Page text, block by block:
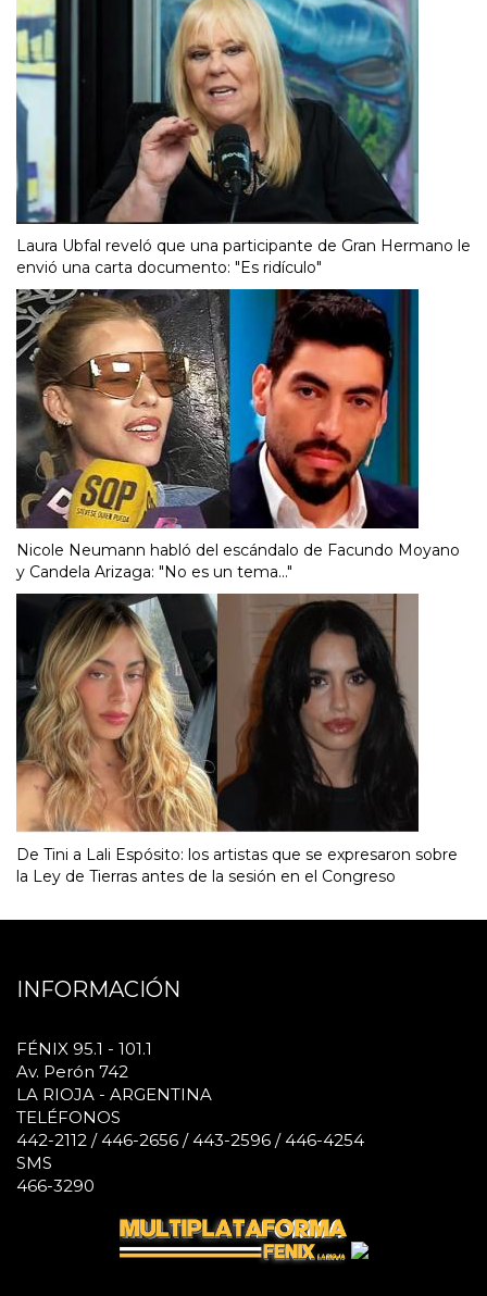
Laura Ubfal reveló que una participante de Gran Hermano le
envió una carta documento: "Es ridículo"
Nicole Neumann habló del escándalo de Facundo Moyano
y Candela Arizaga: "No es un tema..."
De Tini a Lali Espósito: los artistas que se expresaron sobre
la Ley de Tierras antes de la sesión en el Congreso
INFORMACIÓN
FÉNIX 95.1 - 101.1
Av. Perón 742
LA RIOJA - ARGENTINA
TELÉFONOS
442-2112 / 446-2656 / 443-2596 / 446-4254
SMS
466-3290